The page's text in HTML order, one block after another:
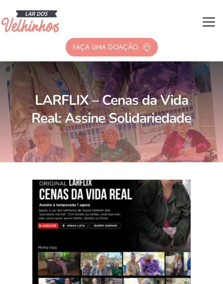
FAÇA UMA DOAÇÃO
LARFLIX – Cenas da Vida
Real: Assine Solidariedade